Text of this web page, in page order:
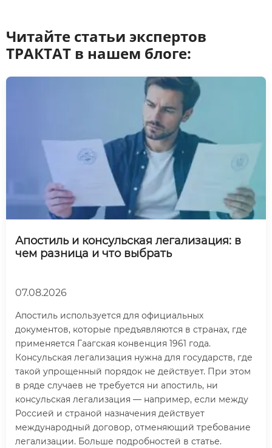
Читайте статьи экспертов
ТРАКТАТ в нашем блоге:
Апостиль и консульская легализация: в
чем разница и что выбрать
07.08.2026
Апостиль используется для официальных
документов, которые предъявляются в странах, где
применяется Гаагская конвенция 1961 года.
Консульская легализация нужна для государств, где
такой упрощенный порядок не действует. При этом
в ряде случаев не требуется ни апостиль, ни
консульская легализация — например, если между
Россией и страной назначения действует
международный договор, отменяющий требование
легализации. Больше подробностей в статье.